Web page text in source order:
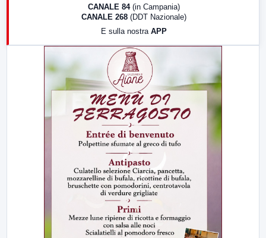
CANALE 84 (in Campania)
CANALE 268 (DDT Nazionale)
E sulla nostra APP